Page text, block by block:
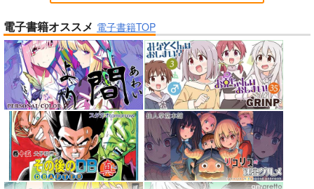
泊めたら懐かれた
人狼機ウィンヴルガ ー叛逆篇ー 5
魔王マーラ煩悩学園 ～勇者、教師に
堕とされる～ 1
黄泉のツガイ
アイドルマスター ミリオンラ
イブ！
電子書籍オススメ 電子書籍TOP